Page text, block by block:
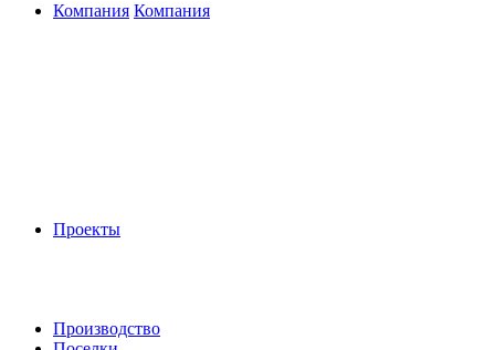
Компания Компания
Проекты
Производство